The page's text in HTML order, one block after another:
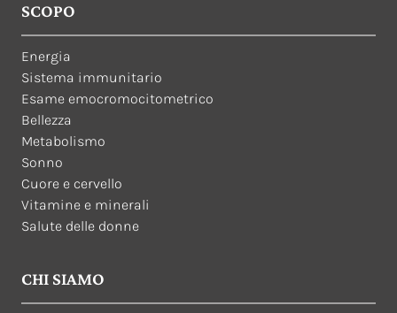
SCOPO
Energia
Sistema immunitario
Esame emocromocitometrico
Bellezza
Metabolismo
Sonno
Cuore e cervello
Vitamine e minerali
Salute delle donne
CHI SIAMO